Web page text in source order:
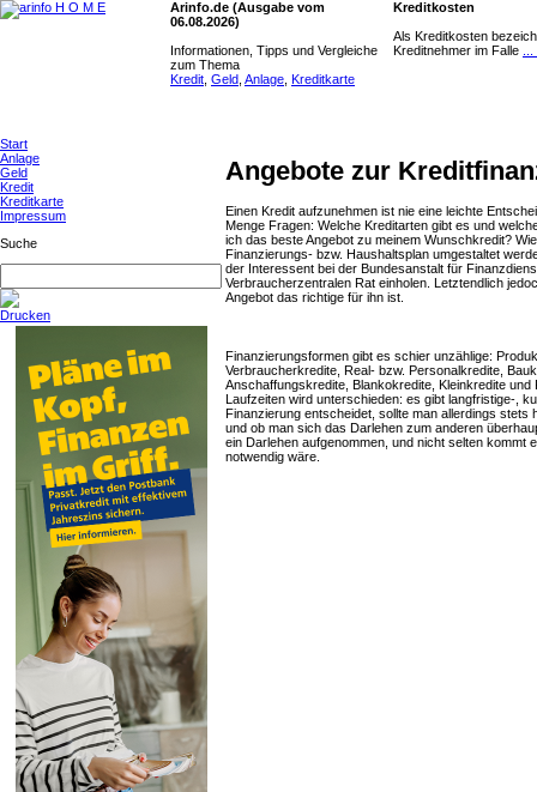
Arinfo.de (Ausgabe vom
06.08.2026)
Informationen, Tipps und Vergleiche
zum Thema
Kredit Geld Anlage Kreditkarte
Kreditkosten
Als Kreditkosten
Kreditnehmer im Falle
Start
Anlage
Geld
Kredit
Kreditkarte
Impressum
Suche
Drucken
Angebote zur
Einen Kredit aufzunehmen ist nie eine leichte
Menge Fragen: Welche Kreditarten gibt es und
ich das beste Angebot zu meinem Wunschkredit?
Finanzierungs- bzw. Haushaltsplan umgestaltet
der Interessent bei der Bundesanstalt für
Verbraucherzentralen Rat einholen. Letztendlich
Angebot das richtige für ihn ist.
Finanzierungsformen gibt es schier unzählige:
Verbraucherkredite, Real- bzw. Personalkredite,
Anschaffungskredite, Blankokredite, Kleinkredite
Laufzeiten wird unterschieden: es gibt langfristige-,
Finanzierung entscheidet, sollte man allerdings
und ob man sich das Darlehen zum anderen
ein Darlehen aufgenommen, und nicht selten
notwendig wäre.